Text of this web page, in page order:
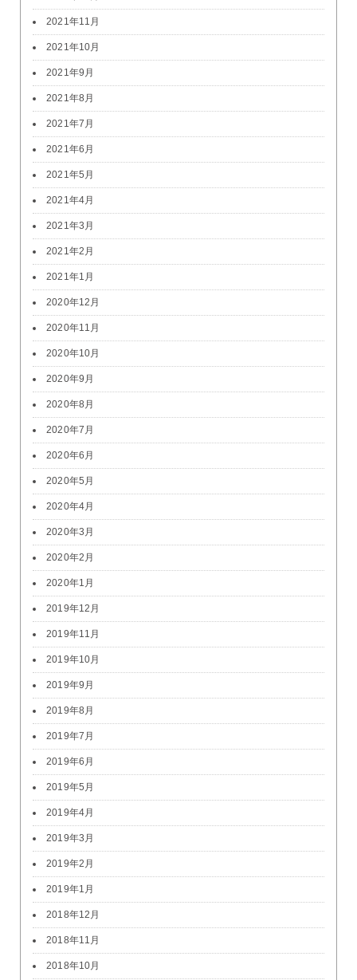
2021年11月
2021年10月
2021年9月
2021年8月
2021年7月
2021年6月
2021年5月
2021年4月
2021年3月
2021年2月
2021年1月
2020年12月
2020年11月
2020年10月
2020年9月
2020年8月
2020年7月
2020年6月
2020年5月
2020年4月
2020年3月
2020年2月
2020年1月
2019年12月
2019年11月
2019年10月
2019年9月
2019年8月
2019年7月
2019年6月
2019年5月
2019年4月
2019年3月
2019年2月
2019年1月
2018年12月
2018年11月
2018年10月